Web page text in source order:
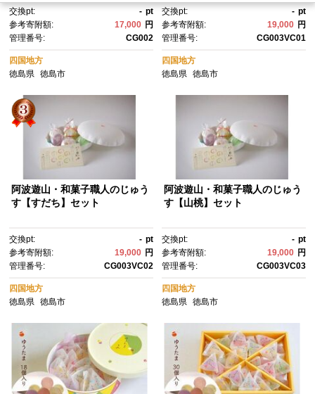
交換pt: - pt
参考寄附額:
17,000 円
管理番号:
CG002
四国地方
徳島県
徳島市
交換pt: - pt
参考寄附額:
19,000 円
管理番号:
CG003VC01
四国地方
徳島県 徳島市
阿波遊山・和菓子職人のじゅう
す【すだち】セット
交換pt: - pt
参考寄附額:
19,000 円
管理番号:
CG003VC02
四国地方
徳島県
徳島市
阿波遊山・和菓子職人のじゅう
す【山桃】セット
交換pt: - pt
参考寄附額:
19,000 円
管理番号:
CG003VC03
四国地方
徳島県 徳島市